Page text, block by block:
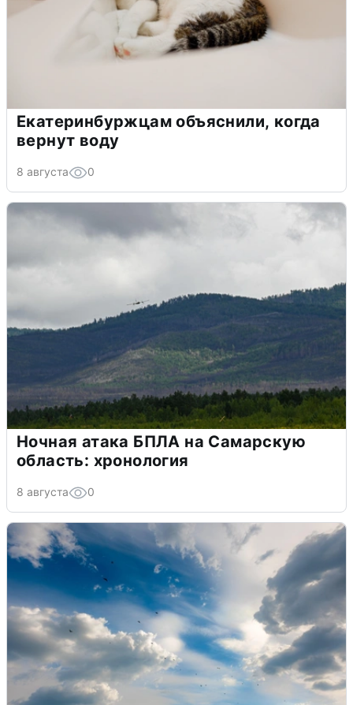
Екатеринбуржцам объяснили, когда
вернут воду
8 августа 0
Ночная атака БПЛА на Самарскую
область: хронология
8 августа 0